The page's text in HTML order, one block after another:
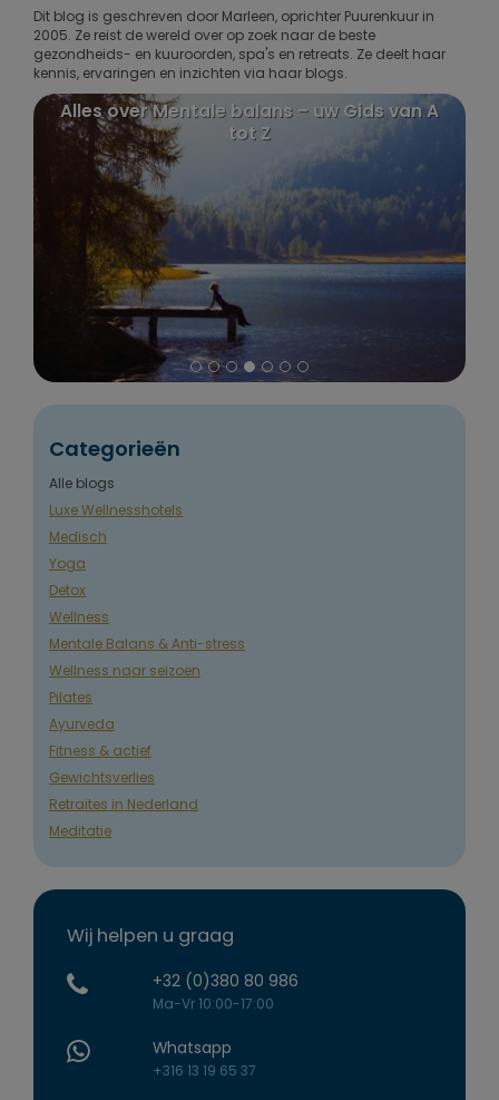
Dit blog is geschreven door Marleen, oprichter Puurenkuur in
2005. Ze reist de wereld over op zoek naar de beste
gezondheids- en kuuroorden, spa's en retreats. Ze deelt haar
kennis, ervaringen en inzichten via haar blogs.
Alles over Mentale balans – uw Gids van A
tot Z
Categorieën
Alle blogs
Luxe Wellnesshotels
Medisch
Yoga
Detox
Wellness
Mentale Balans & Anti-stress
Wellness naar seizoen
Pilates
Ayurveda
Fitness & actief
Gewichtsverlies
Retraites in Nederland
Meditatie
Wij helpen u graag
+32 (0)380 80 986
Ma-Vr 10:00-17:00
Whatsapp
+316 13 19 65 37